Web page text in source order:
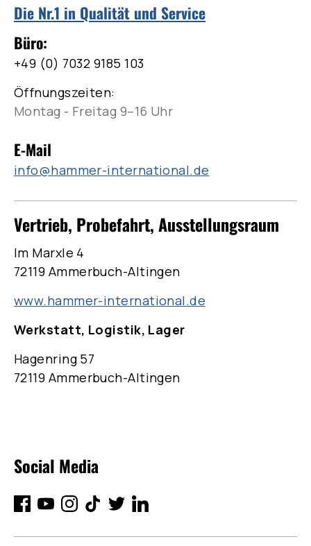
Die Nr.1 in Qualität und Service
Büro:
+49 (0) 7032 9185 103
Öffnungszeiten:
Montag - Freitag 9–16 Uhr
E-Mail
info@hammer-international.de
Vertrieb, Probefahrt, Ausstellungsraum
Im Marxle 4
72119 Ammerbuch-Altingen
www.hammer-international.de
Werkstatt, Logistik, Lager
Hagenring 57
72119 Ammerbuch-Altingen
Social Media